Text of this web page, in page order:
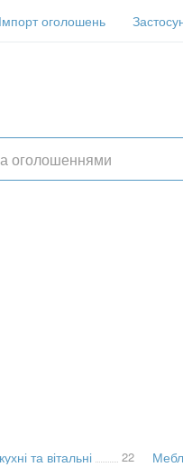
Імпорт оголошень
та вітальні 22